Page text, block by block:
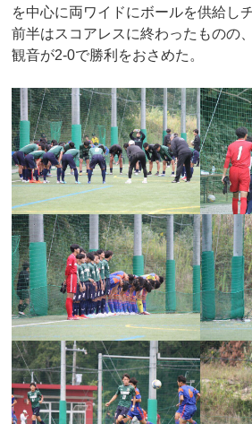
を中心に両ワイドにボールを供給し
前半はスコアレスに終わったものの
観音が2-0で勝利をおさめた。